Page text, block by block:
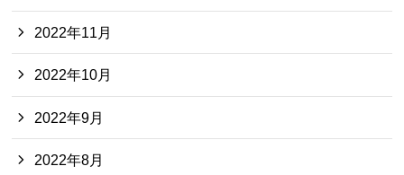
2022年11月
2022年10月
2022年9月
2022年8月